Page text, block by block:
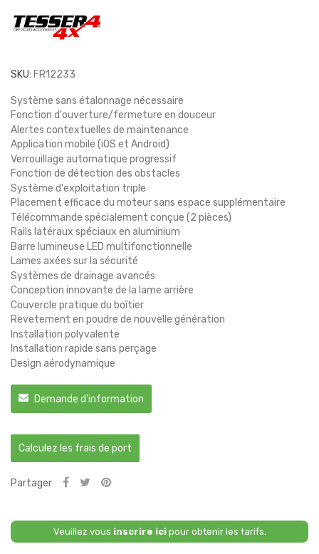
SKU: FR12233
Système sans étalonnage nécessaire
Fonction d'ouverture/fermeture en douceur
Alertes contextuelles de maintenance
Application mobile (iOS et Android)
Verrouillage automatique progressif
Fonction de détection des obstacles
Système d'exploitation triple
Placement efficace du moteur sans espace supplémentaire
Télécommande spécialement conçue (2 pièces)
Rails latéraux spéciaux en aluminium
Barre lumineuse LED multifonctionnelle
Lames axées sur la sécurité
Systèmes de drainage avancés
Conception innovante de la lame arrière
Couvercle pratique du boîtier
Revetement en poudre de nouvelle génération
Installation polyvalente
Installation rapide sans perçage
Design aérodynamique
Demande d'information
Calculez les frais de port
Partager
Veuillez vous inscrire icipour obtenir les tarifs.